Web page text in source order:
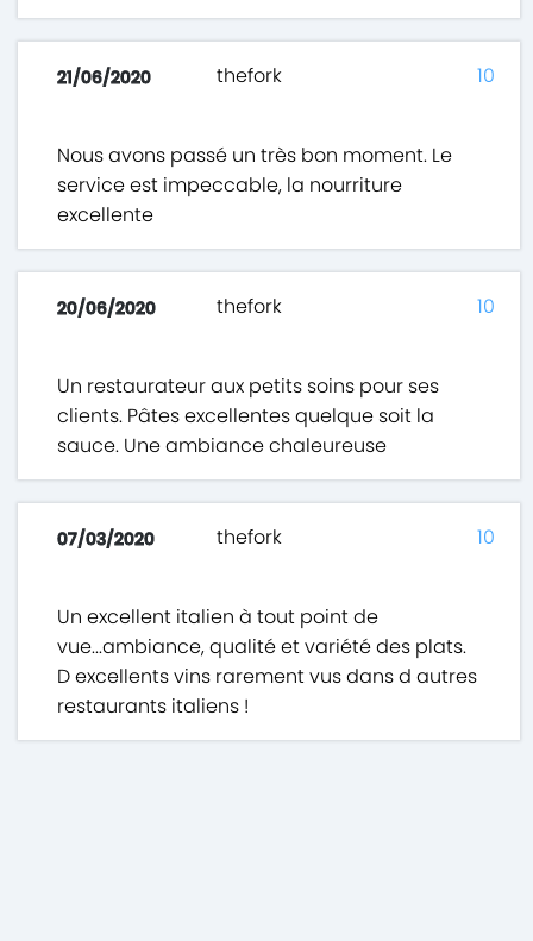
21/06/2020 thefork
Nous avons passé un très bon moment. Le
service est impeccable, la nourriture
excellente
10
20/06/2020 thefork
Un restaurateur aux petits soins pour ses
clients. Pâtes excellentes quelque soit la
sauce. Une ambiance chaleureuse
10
07/03/2020 thefork
Un excellent italien à tout point de
vue...ambiance, qualité et variété des plats.
D excellents vins rarement vus dans d autres
restaurants italiens !
10